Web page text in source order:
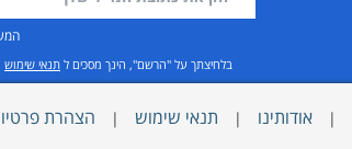
בלחיצתך על "הרשם", הינך מסכים ל תנאי שימוש
| אודותינו | תנאי שימוש | הצהרת